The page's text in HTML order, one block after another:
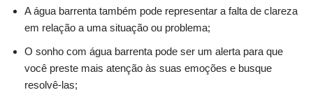
A água barrenta também pode representar a falta de clareza
em relação a uma situação ou problema;
O sonho com água barrenta pode ser um alerta para que
você preste mais atenção às suas emoções e busque
resolvê-las;